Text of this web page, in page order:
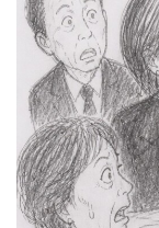
配
へ
未
4組